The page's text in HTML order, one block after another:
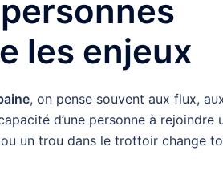
les enjeux
, on pense souvent aux flux,
d’une personne à rejoindre
un trou dans le trottoir change